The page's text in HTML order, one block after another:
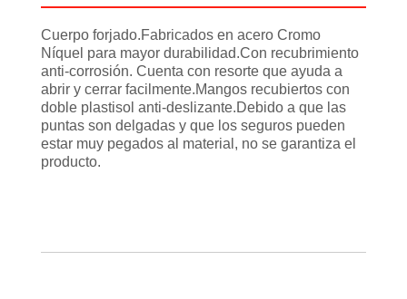
Cuerpo forjado.Fabricados en acero Cromo
Níquel para mayor durabilidad.Con recubrimiento
anti-corrosión. Cuenta con resorte que ayuda a
abrir y cerrar facilmente.Mangos recubiertos con
doble plastisol anti-deslizante.Debido a que las
puntas son delgadas y que los seguros pueden
estar muy pegados al material, no se garantiza el
producto.